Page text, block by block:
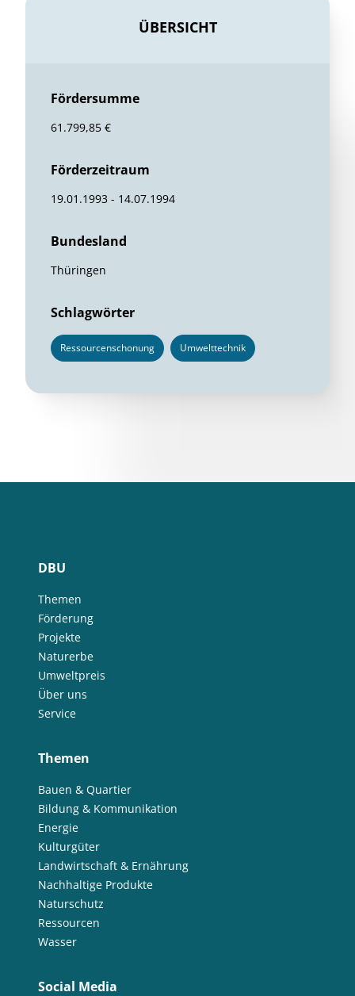
ÜBERSICHT
Fördersumme
61.799,85 €
Förderzeitraum
19.01.1993 - 14.07.1994
Bundesland
Thüringen
Schlagwörter
Ressourcenschonung Umwelttechnik
DBU
Themen
Förderung
Projekte
Naturerbe
Umweltpreis
Über uns
Service
Themen
Bauen & Quartier
Bildung & Kommunikation
Energie
Kulturgüter
Landwirtschaft & Ernährung
Nachhaltige Produkte
Naturschutz
Ressourcen
Wasser
Social Media